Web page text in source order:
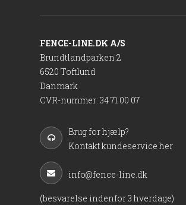
FENCE-LINE.DK A/S
Brundtlandparken 2
6520 Toftlund
Danmark
CVR-nummer: 34 71 00 07
Brug for hjælp?
Kontakt kundeservice her
info@fence-line.dk
(besvarelse indenfor 3 hverdage)